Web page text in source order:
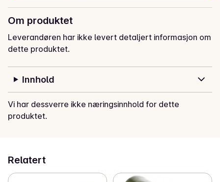
Om produktet
Leverandøren har ikke levert detaljert informasjon om
dette produktet.
Innhold
Vi har dessverre ikke næringsinnhold for dette
produktet.
Relatert